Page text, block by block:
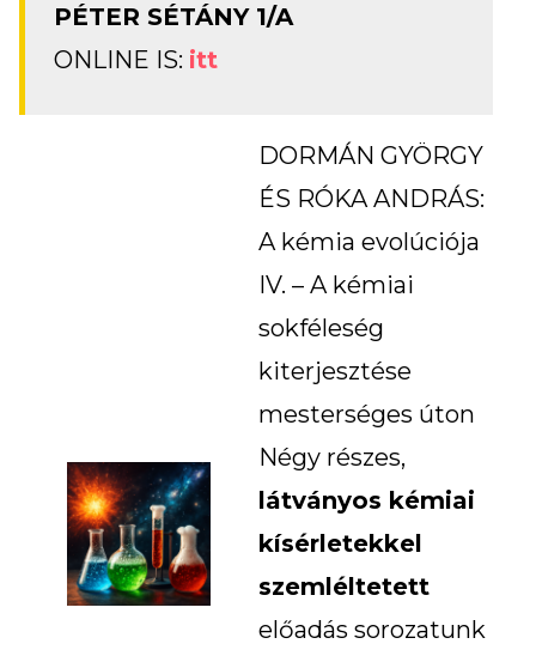
PÉTER SÉTÁNY 1/A
ONLINE IS: itt
DORMÁN GYÖRGY
ÉS RÓKA ANDRÁS:
A kémia evolúciója
IV. – A kémiai
sokféleség
kiterjesztése
mesterséges úton
Négy részes,
látványos kémiai
kísérletekkel
szemléltetett
előadás sorozatunk